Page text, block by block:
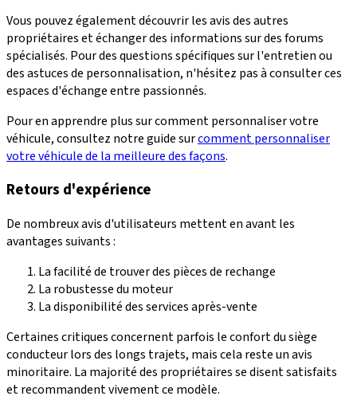
Vous pouvez également découvrir les avis des autres
propriétaires et échanger des informations sur des forums
spécialisés. Pour desquestions spécifiquessur l'entretien ou
des astuces de personnalisation, n'hésitez pas à consulter ces
espaces d'échange entre passionnés.
Pour en apprendre plus sur comment personnaliser votre
véhicule, consultez notre guide surcomment personnaliser
votre véhicule de la meilleure des façons.
Retours d'expérience
De nombreux avis d'utilisateurs mettent en avant les
avantages suivants:
La facilité de trouver des pièces de rechange
La robustesse du moteur
La disponibilité des services après-vente
Certaines critiques concernent parfois le confort du siège
conducteur lors des longs trajets, mais cela reste unavis
minoritaire. La majorité des propriétaires se disent satisfaits
et recommandent vivement ce modèle.